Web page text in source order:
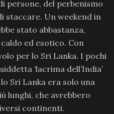
persone, del perbenismo
staccare. Un weekend in
stato abbastanza,
ed esotico. Con
per lo Sri Lanka. I pochi
‘lacrima dell’India’
Sri Lanka era solo una
lunghi, che avrebbero
continenti.